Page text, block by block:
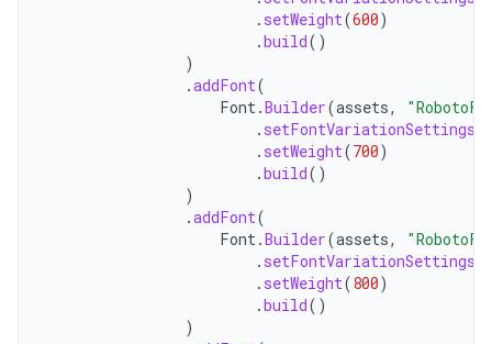
. setWeight(600)
.build()
)
.addFont(
Font.Builder(assets,
. setFontVariationSettings
. setWeight(700)
.build()
)
.addFont(
Font.Builder(assets,
. setFontVariationSettings
. setWeight(800)
.build()
)